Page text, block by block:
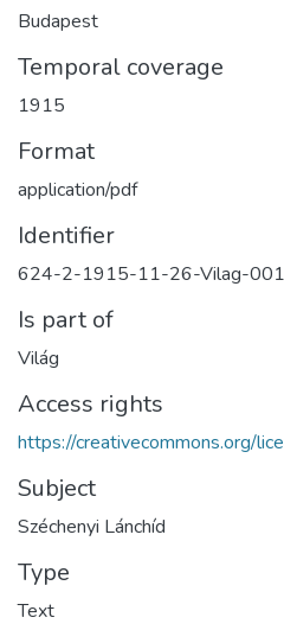
Budapest
Temporal coverage
1915
Format
application/pdf
Identifier
624-2-1915-11-26-Vilag-
Is part of
Világ
Access rights
https://creativecommons.org/
Subject
Széchenyi Lánchíd
Type
Text